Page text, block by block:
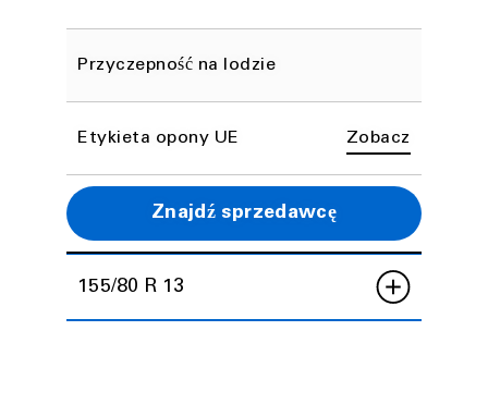
Przyczepność na lodzie
Etykieta opony UE Zobacz
Znajdź sprzedawcę
155/80 R 13